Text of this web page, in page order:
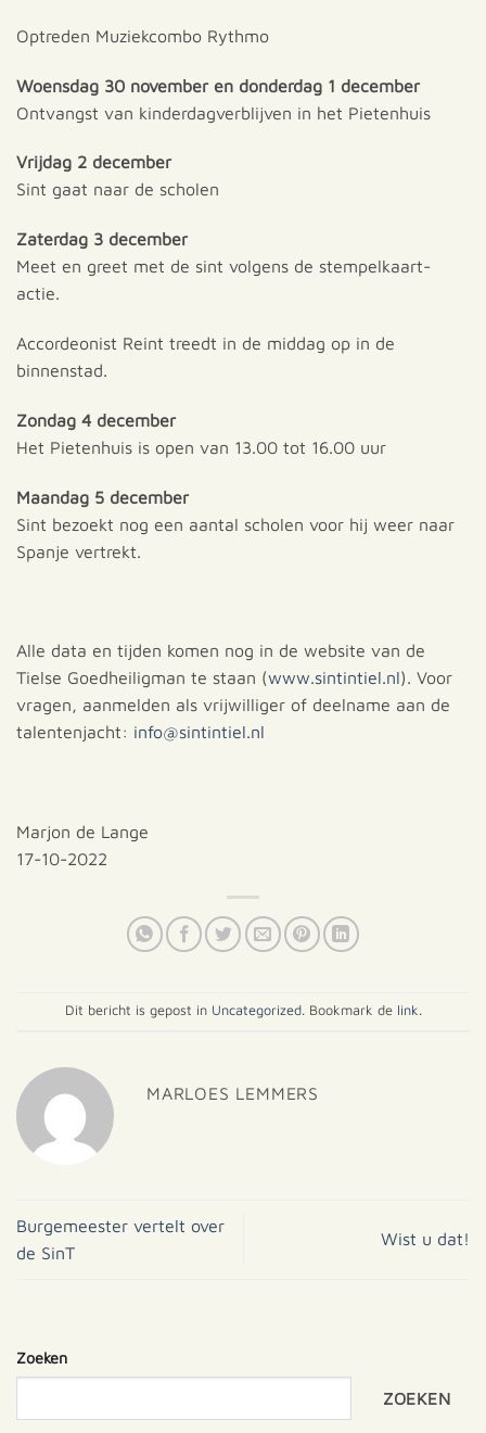
Optreden Muziekcombo Rythmo
Woensdag 30 november en donderdag 1 december
Ontvangst van kinderdagverblijven in het Pietenhuis
Vrijdag 2 december
Sint gaat naar de scholen
Zaterdag 3 december
Meet en greet met de sint volgens de stempelkaart-
actie.
Accordeonist Reint treedt in de middag op in de
binnenstad.
Zondag 4 december
Het Pietenhuis is open van 13.00 tot 16.00 uur
Maandag 5 december
Sint bezoekt nog een aantal scholen voor hij weer naar
Spanje vertrekt.
Alle data en tijden komen nog in de website van de
Tielse Goedheiligman te staan (www.sintintiel.nl). Voor
vragen, aanmelden als vrijwilliger of deelname aan de
talentenjacht: info@sintintiel.nl
Marjon de Lange
17-10-2022
Dit bericht is gepost in Uncategorized. Bookmark de link.
MARLOES LEMMERS
Burgemeester vertelt over
de SinT
Wist u dat!
Zoeken
ZOEKEN